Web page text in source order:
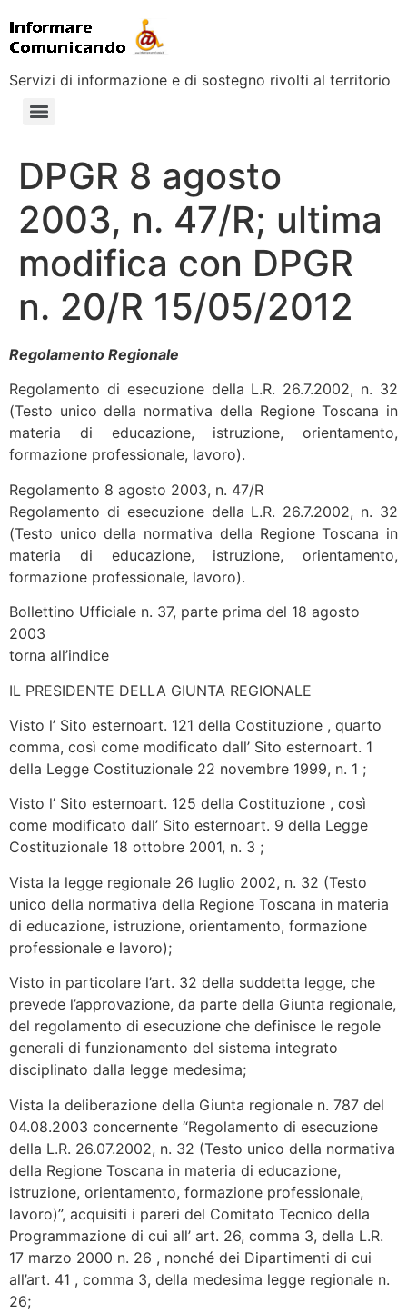
Servizi di informazione e di sostegno rivolti al territorio
DPGR 8 agosto
2003, n. 47/R; ultima
modifica con DPGR
n. 20/R 15/05/2012
Regolamento Regionale
Regolamento di esecuzione della L.R. 26.7.2002, n. 32
(Testo unico della normativa della Regione Toscana in
materia di educazione, istruzione, orientamento,
formazione professionale, lavoro).
Regolamento 8 agosto 2003, n. 47/R
Regolamento di esecuzione della L.R. 26.7.2002, n. 32
(Testo unico della normativa della Regione Toscana in
materia di educazione, istruzione, orientamento,
formazione professionale, lavoro).
Bollettino Ufficiale n. 37, parte prima del 18 agosto
2003
torna all’indice
IL PRESIDENTE DELLA GIUNTA REGIONALE
Visto l’ Sito esternoart. 121 della Costituzione , quarto
comma, così come modificato dall’ Sito esternoart. 1
della Legge Costituzionale 22 novembre 1999, n. 1 ;
Visto l’ Sito esternoart. 125 della Costituzione , così
come modificato dall’ Sito esternoart. 9 della Legge
Costituzionale 18 ottobre 2001, n. 3 ;
Vista la legge regionale 26 luglio 2002, n. 32 (Testo
unico della normativa della Regione Toscana in materia
di educazione, istruzione, orientamento, formazione
professionale e lavoro);
Visto in particolare l’art. 32 della suddetta legge, che
prevede l’approvazione, da parte della Giunta regionale,
del regolamento di esecuzione che definisce le regole
generali di funzionamento del sistema integrato
disciplinato dalla legge medesima;
Vista la deliberazione della Giunta regionale n. 787 del
04.08.2003 concernente “Regolamento di esecuzione
della L.R. 26.07.2002, n. 32 (Testo unico della normativa
della Regione Toscana in materia di educazione,
istruzione, orientamento, formazione professionale,
lavoro)”, acquisiti i pareri del Comitato Tecnico della
Programmazione di cui all’ art. 26, comma 3, della L.R.
17 marzo 2000 n. 26 , nonché dei Dipartimenti di cui
all’art. 41 , comma 3, della medesima legge regionale n.
26;